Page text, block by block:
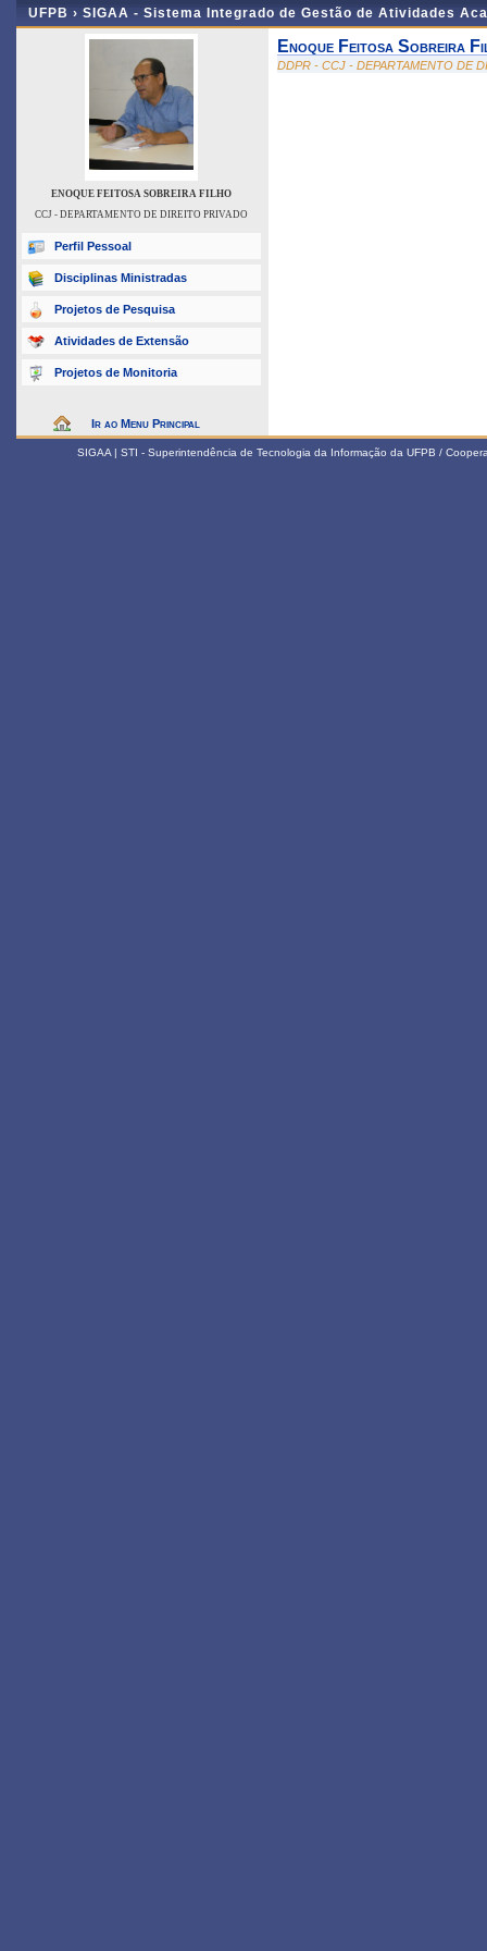
UFPB › SIGAA - Sistema Integrado de Gestão de Atividades
ENOQUE FEITOSA SOBREIRA FILHO
CCJ - DEPARTAMENTO DE DIREITO PRIVADO
Perfil Pessoal
Disciplinas Ministradas
Projetos de Pesquisa
Atividades de Extensão
Projetos de Monitoria
Ir ao Menu Principal
Enoque Feitosa Sobreira
DDPR - CCJ - DEPARTAMENTO DE
SIGAA | STI - Superintendência de Tecnologia da Informação da UFPB /